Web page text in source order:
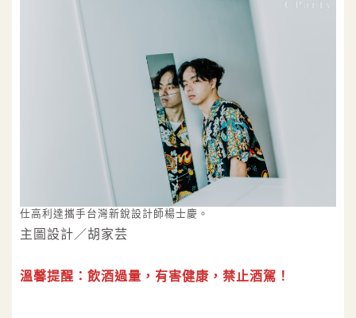
仕高利達攜手台灣新銳設計師楊士慶。
主圖設計／胡家芸
溫馨提醒：飲酒過量，有害健康，禁止酒駕！